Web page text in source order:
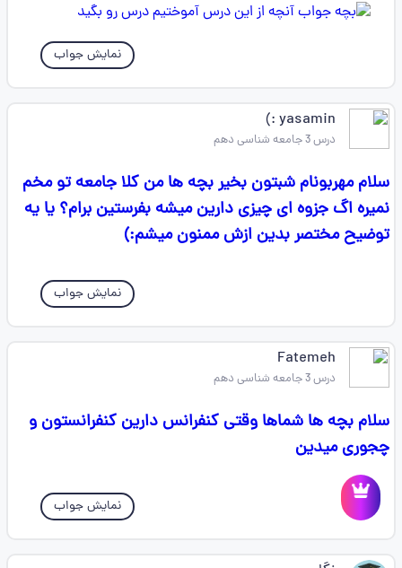
نمایش جواب
yasamin :)
درس 3 جامعه شناسی دهم
سلام مهربونام شبتون بخیر بچه ها من کلا جامعه تو مخم
نمیره اگ جزوه ای چیزی دارین میشه بفرستین برام؟ یا یه
توضیح مختصر بدین ازش ممنون میشم:)
نمایش جواب
Fatemeh
درس 3 جامعه شناسی دهم
سلام بچه ها شماها وقتی کنفرانس دارین کنفرانستون و
چجوری میدین
نمایش جواب